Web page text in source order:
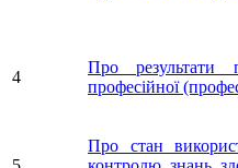
4
Про результати
професійної
Про стан